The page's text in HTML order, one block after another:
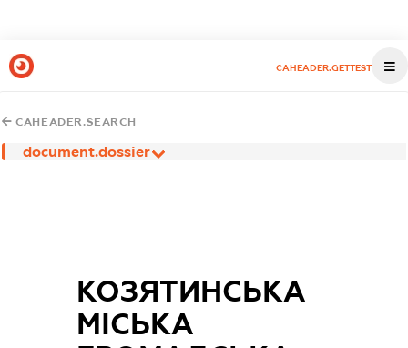
CAHEADER.GETTEST
CAHEADER.SEARCH
document.dossier
КОЗЯТИНСЬКА
МІСЬКА